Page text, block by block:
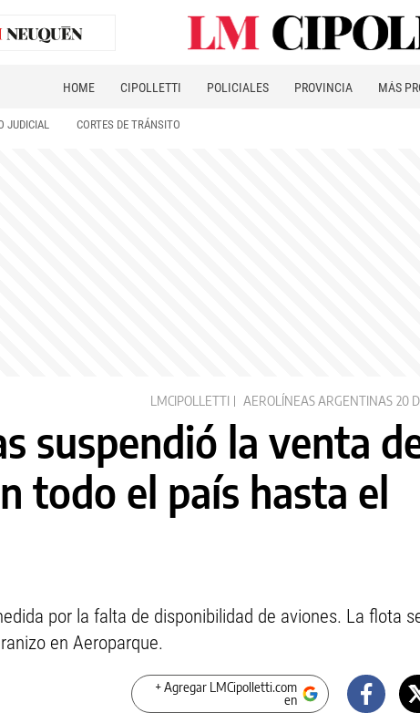
HOME CIPOLLETTI POLICIALES PROVINCIA MÁS
JUDICIAL CORTES DE TRÁNSITO
LMCIPOLLETTI AEROLÍNEAS ARGENTINAS 20
suspendió la venta
todo el país hasta el
por la falta de disponibilidad de aviones. La flota
en Aeroparque.
+ Agregar LMCipolletti.com
en